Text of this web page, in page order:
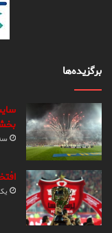
برگزیده‌ها